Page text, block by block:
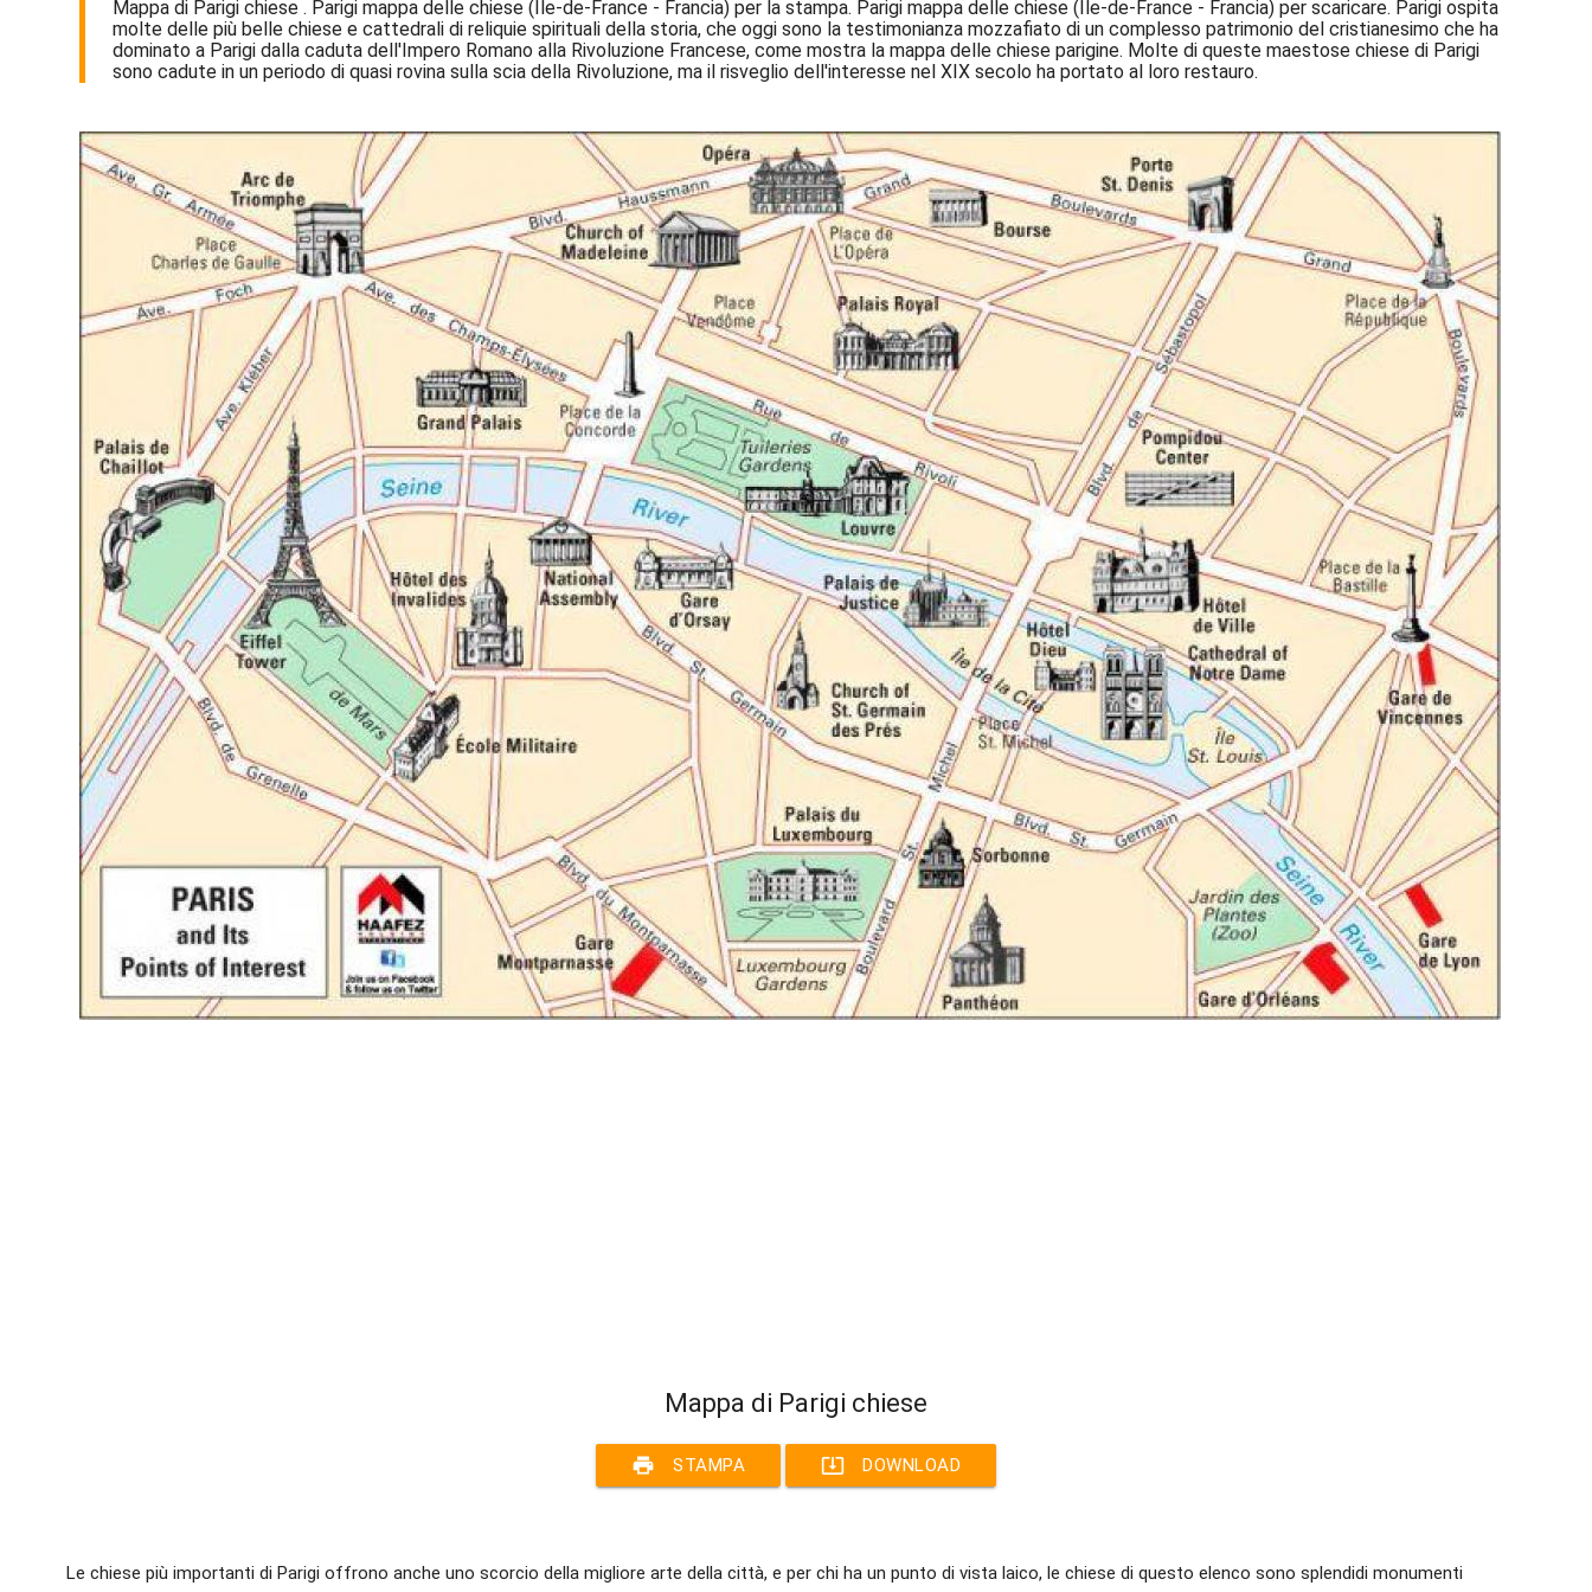
Mappa di Parigi chiese . Parigi mappa delle chiese (Île-de-France - Francia) per la stampa. Parigi mappa delle chiese (Île-de-France - Francia) per scaricare. Parigi ospita
molte delle più belle chiese e cattedrali di reliquie spirituali della storia, che oggi sono la testimonianza mozzafiato di un complesso patrimonio del cristianesimo che ha
dominato a Parigi dalla caduta dell'Impero Romano alla Rivoluzione Francese, come mostra la mappa delle chiese parigine. Molte di queste maestose chiese di Parigi
sono cadute in un periodo di quasi rovina sulla scia della Rivoluzione, ma il risveglio dell'interesse nel XIX secolo ha portato al loro restauro.
Mappa di Parigi chiese
print STAMPA system_update_alt DOWNLOAD
Le chiese più importanti di Parigi offrono anche uno scorcio della migliore arte della città, e per chi ha un punto di vista laico, le chiese di questo elenco sono splendidi monumenti